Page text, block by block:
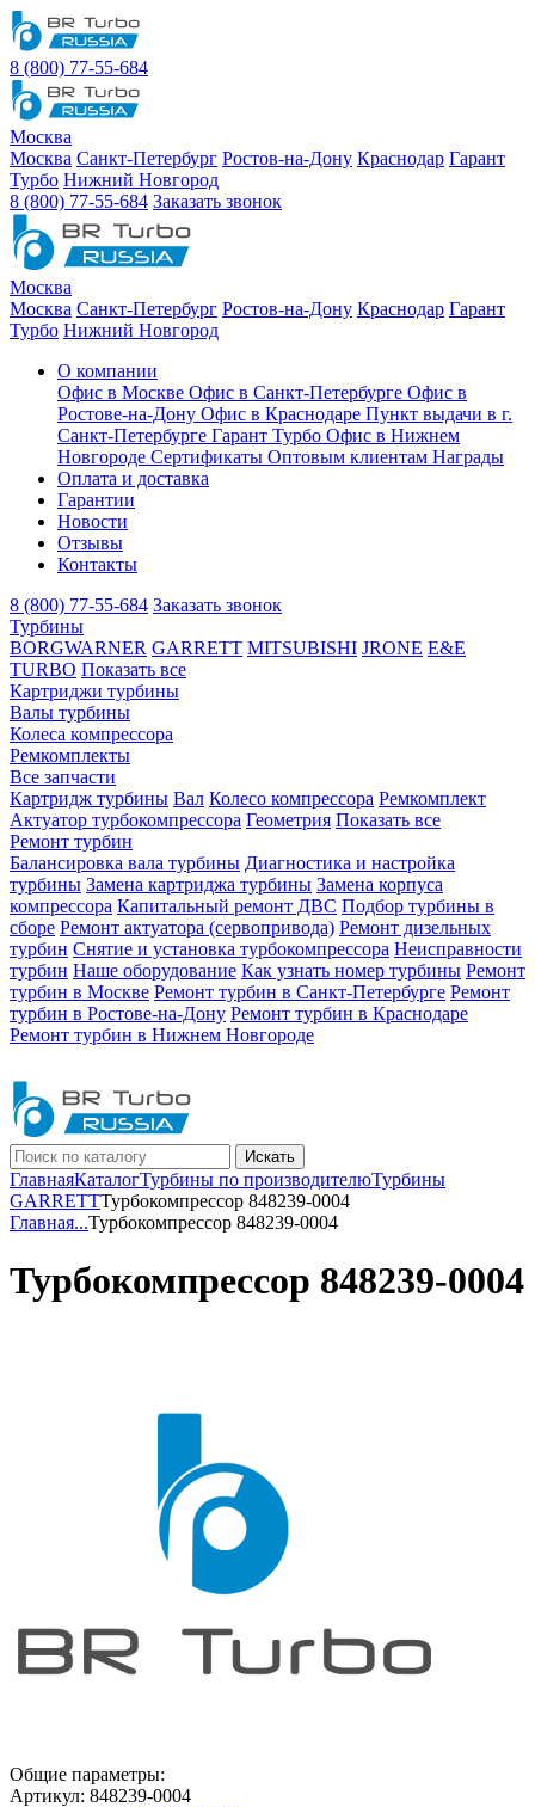
8 (800) 77-55-684
Москва
Москва Санкт-Петербург Ростов-на-Дону Краснодар Гарант
Турбо Нижний Новгород
8 (800) 77-55-684 Заказать звонок
Москва
Москва Санкт-Петербург Ростов-на-Дону Краснодар Гарант
Турбо Нижний Новгород
О компании
Офис в Москве Офис в Санкт-Петербурге Офис в
Ростове-на-Дону Офис в Краснодаре Пункт выдачи в г.
Санкт-Петербурге Гарант Турбо Офис в Нижнем
Новгороде Сертификаты Оптовым клиентам Награды
Оплата и доставка
Гарантии
Новости
Отзывы
Контакты
8 (800) 77-55-684 Заказать звонок
Турбины
BORGWARNER GARRETT MITSUBISHI JRONE E&E
TURBO Показать все
Картриджи турбины
Валы турбины
Колеса компрессора
Ремкомплекты
Все запчасти
Картридж турбины Вал Колесо компрессора Ремкомплект
Актуатор турбокомпрессора Геометрия Показать все
Ремонт турбин
Балансировка вала турбины Диагностика и настройка
турбины Замена картриджа турбины Замена корпуса
компрессора Капитальный ремонт ДВС Подбор турбины в
сборе Ремонт актуатора (сервопривода) Ремонт дизельных
турбин Снятие и установка турбокомпрессора Неисправности
турбин Наше оборудование Как узнать номер турбины Ремонт
турбин в Москве Ремонт турбин в Санкт-Петербурге Ремонт
турбин в Ростове-на-Дону Ремонт турбин в Краснодаре
Ремонт турбин в Нижнем Новгороде
Искать
ГлавнаяКаталогТурбины по производителюТурбины
GARRETTТурбокомпрессор 848239-0004
Главная...Турбокомпрессор 848239-0004
Турбокомпрессор 848239-0004
Общие параметры:
Артикул: 848239-0004